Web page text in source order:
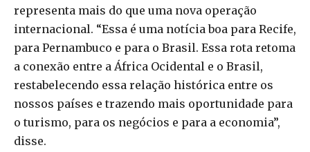
representa mais do que uma nova operação
internacional. “Essa é uma notícia boa para Recife,
para Pernambuco e para o Brasil. Essa rota retoma
a conexão entre a África Ocidental e o Brasil,
restabelecendo essa relação histórica entre os
nossos países e trazendo mais oportunidade para
o turismo, para os negócios e para a economia”,
disse.